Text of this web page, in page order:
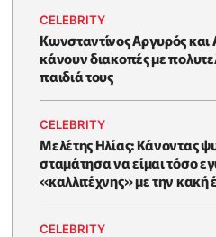
CELEBRITY
Κωνσταντίνος Αργυρός
κάνουν διακοπές με
παιδιά τους
CELEBRITY
Μελέτης Ηλίας: Κάνοντας
σταμάτησα να είμαι τόσο
«καλλιτέχνης» με την κακή
CELEBRITY